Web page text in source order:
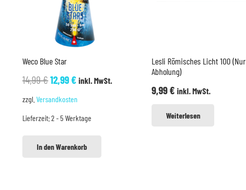
Weco Blue Star
14,99€Ursprünglicher
Preis
14,99 €
12,99€Aktueller
12,99 €.
inkl. MwSt.
zzgl. Versandkosten
Lieferzeit:2 - 5 Werktage
In den Warenkorb
Lesli Römisches Licht 100 (Nur
Abholung)
9,99€ inkl. MwSt.
Weiterlesen